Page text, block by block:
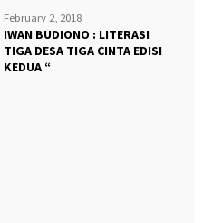
February 2, 2018
IWAN BUDIONO : LITERASI
TIGA DESA TIGA CINTA EDISI
KEDUA “